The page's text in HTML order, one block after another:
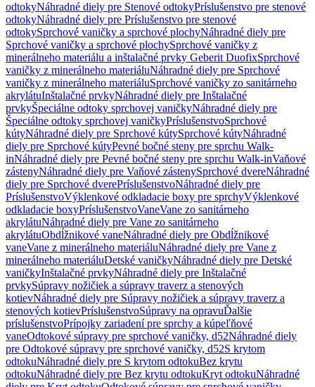
odtokyNáhradné diely pre Stenové odtokyPríslušenstvo pre stenové
odtokyNáhradné diely pre Príslušenstvo pre stenové
odtokySprchové vaničky a sprchové plochyNáhradné diely pre
Sprchové vaničky a sprchové plochySprchové vaničky z
minerálneho materiálu a inštalačné prvky Geberit DuofixSprchové
vaničky z minerálneho materiáluNáhradné diely pre Sprchové
vaničky z minerálneho materiáluSprchové vaničky zo sanitárneho
akrylátuInštalačné prvkyNáhradné diely pre Inštalačné
prvkyŠpeciálne odtoky sprchovej vaničkyNáhradné diely pre
Špeciálne odtoky sprchovej vaničkyPríslušenstvoSprchové
kútyNáhradné diely pre Sprchové kútySprchové kútyNáhradné
diely pre Sprchové kútyPevné bočné steny pre sprchu Walk-
inNáhradné diely pre Pevné bočné steny pre sprchu Walk-inVaňové
zástenyNáhradné diely pre Vaňové zástenySprchové dvereNáhradné
diely pre Sprchové dverePríslušenstvoNáhradné diely pre
PríslušenstvoVýklenkové odkladacie boxy pre sprchyVýklenkové
odkladacie boxyPríslušenstvoVaneVane zo sanitárneho
akrylátuNáhradné diely pre Vane zo sanitárneho
akrylátuObdĺžnikové vaneNáhradné diely pre Obdĺžnikové
vaneVane z minerálneho materiáluNáhradné diely pre Vane z
minerálneho materiáluDetské vaničkyNáhradné diely pre Detské
vaničkyInštalačné prvkyNáhradné diely pre Inštalačné
prvkySúpravy nožičiek a súpravy traverz a stenových
kotievNáhradné diely pre Súpravy nožičiek a súpravy traverz a
stenových kotievPríslušenstvoSúpravy na opravuĎalšie
príslušenstvoPrípojky zariadení pre sprchy a kúpeľňové
vaneOdtokové súpravy pre sprchové vaničky, d52Náhradné diely
pre Odtokové súpravy pre sprchové vaničky, d52S krytom
odtokuNáhradné diely pre S krytom odtokuBez krytu
odtokuNáhradné diely pre Bez krytu odtokuKryt odtokuNáhradné